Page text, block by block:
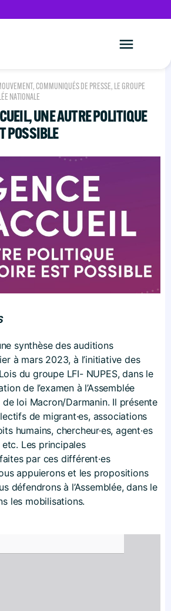
, COMMUNIQUÉS DE PRESSE, LE GROUPE
NATIONALE
UNE AUTRE POLITIQUE
POSSIBLE
synthèse des auditions
à mars 2023, à l’initiative des
du groupe LFI- NUPES, dans le
de l’examen à l’Assemblée
loi Macron/Darmanin. Il présente
de migrant·es, associations
humains, chercheur·es, agent·es
etc. Les principales
par ces différent·es
appuierons et les propositions
défendrons à l’Assemblée, dans le
les mobilisations.